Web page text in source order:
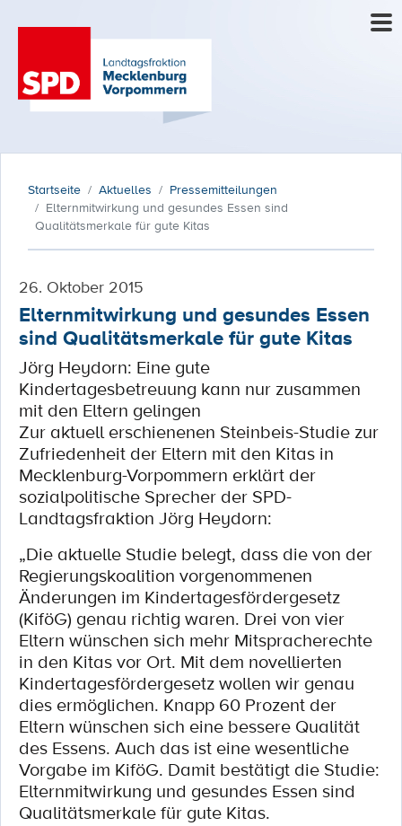
Startseite Aktuelles
Pressemitteilungen
Elternmitwirkung und gesundes Essen sind
Qualitätsmerkale für gute Kitas
26. Oktober 2015
Elternmitwirkung und gesundes Essen
sind Qualitätsmerkale für gute Kitas
Jörg Heydorn: Eine gute
Kindertagesbetreuung kann nur zusammen
mit den Eltern gelingen
Zur aktuell erschienenen Steinbeis-Studie zur
Zufriedenheit der Eltern mit den Kitas in
Mecklenburg-Vorpommern erklärt der
sozialpolitische Sprecher der SPD-
Landtagsfraktion Jörg Heydorn:
„Die aktuelle Studie belegt, dass die von der
Regierungskoalition vorgenommenen
Änderungen im Kindertagesfördergesetz
(KiföG) genau richtig waren. Drei von vier
Eltern wünschen sich mehr Mitspracherechte
in den Kitas vor Ort. Mit dem novellierten
Kindertagesfördergesetz wollen wir genau
dies ermöglichen. Knapp 60 Prozent der
Eltern wünschen sich eine bessere Qualität
des Essens. Auch das ist eine wesentliche
Vorgabe im KiföG. Damit bestätigt die Studie:
Elternmitwirkung und gesundes Essen sind
Qualitätsmerkale für gute Kitas.